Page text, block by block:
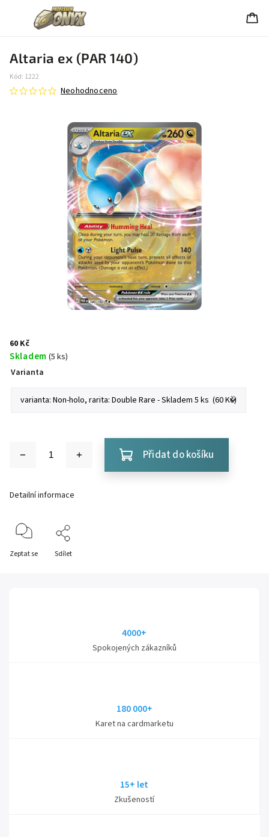
Altaria ex (PAR 140)
Kód: 1222
Neohodnoceno
60 Kč
Skladem (5 ks)
Varianta
Přidat do košíku
Detailní informace
Zeptat se Sdílet
4000+
Spokojených zákazníků
180 000+
Karet na cardmarketu
15+ let
Zkušeností